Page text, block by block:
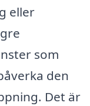
eller
som
den
Det är